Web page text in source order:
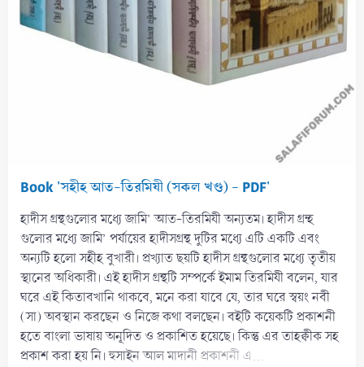
Book 'সহীহ আত-তিরমিযী (সকল খণ্ড) - PDF'
হাদীস গ্রন্থগুলোর মধ্যে জামি’ আত-তিরমিযী অন্যতম। হাদীস গ্রন্হ
গুলোর মধ্যে জামি’ পর্যায়ের হাদীসগ্রন্থ দুটির মধ্যে এটি একটি এবং
অন্যটি হলো সহীহ বুখারী। প্রখ্যাত ছয়টি হাদীস গ্রন্থগুলোর মধ্যে তৃতীয়
স্থানের অধিকারী। এই হাদীস গ্রন্থটি সম্পর্কে ইমাম তিরমিযী বলেন, যার
ঘরে এই কিতাবখানি থাকবে, মনে করা যাবে যে, তার ঘরে স্বয়ং নবী
(সা) অবস্থান করছেন ও নিজে কথা বলছেন। বইটি কয়েকটি প্রকাশনী
হতে বাংলা ভাষায় অনূদিত ও প্রকাশিত হয়েছে। কিন্তু এর তাহক্বীক সহ
প্রকাশ করা হয় নি। হুসাইন আল মাদানী প্রকাশনী এ...